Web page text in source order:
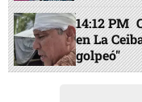
14:12 PM
en La
golpeó"